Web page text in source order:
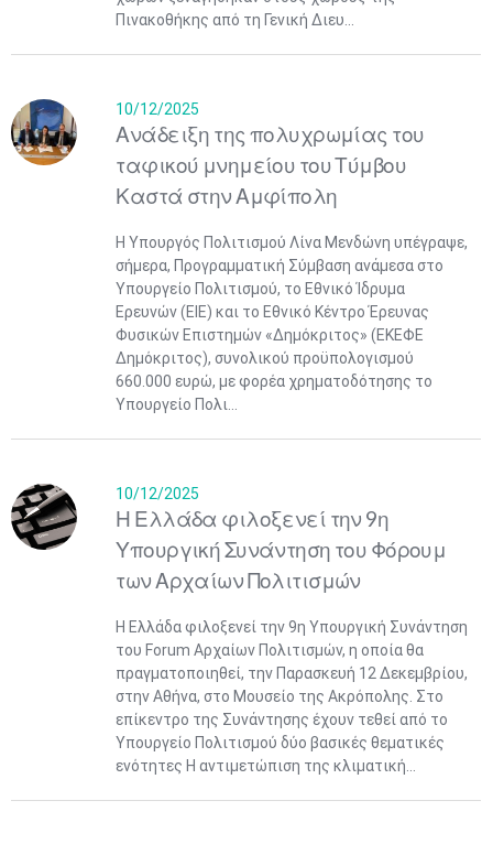
Πινακοθήκης από τη Γενική Διευ...
10/12/2025
Ανάδειξη της πολυχρωμίας του
ταφικού μνημείου του Τύμβου
Καστά στην Αμφίπολη
Η Υπουργός Πολιτισμού Λίνα Μενδώνη υπέγραψε,
σήμερα, Προγραμματική Σύμβαση ανάμεσα στο
Υπουργείο Πολιτισμού, το Εθνικό Ίδρυμα
Ερευνών (ΕΙΕ) και το Εθνικό Κέντρο Έρευνας
Φυσικών Επιστημών «Δημόκριτος» (ΕΚΕΦΕ
Δημόκριτος), συνολικού προϋπολογισμού
660.000 ευρώ, με φορέα χρηματοδότησης το
Υπουργείο Πολι...
10/12/2025
Η Ελλάδα φιλοξενεί την 9η
Υπουργική Συνάντηση του Φόρουμ
των Αρχαίων Πολιτισμών
Η Ελλάδα φιλοξενεί την 9η Υπουργική Συνάντηση
του Forum Αρχαίων Πολιτισμών, η οποία θα
πραγματοποιηθεί, την Παρασκευή 12 Δεκεμβρίου,
στην Αθήνα, στο Μουσείο της Ακρόπολης. Στο
επίκεντρο της Συνάντησης έχουν τεθεί από το
Υπουργείο Πολιτισμού δύο βασικές θεματικές
ενότητες Η αντιμετώπιση της κλιματική...